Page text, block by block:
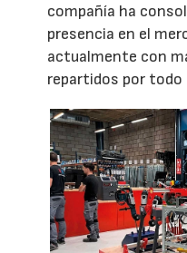
compañía ha
presencia en el
actualmente con
repartidos por todo